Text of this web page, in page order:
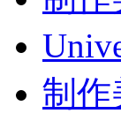
制作